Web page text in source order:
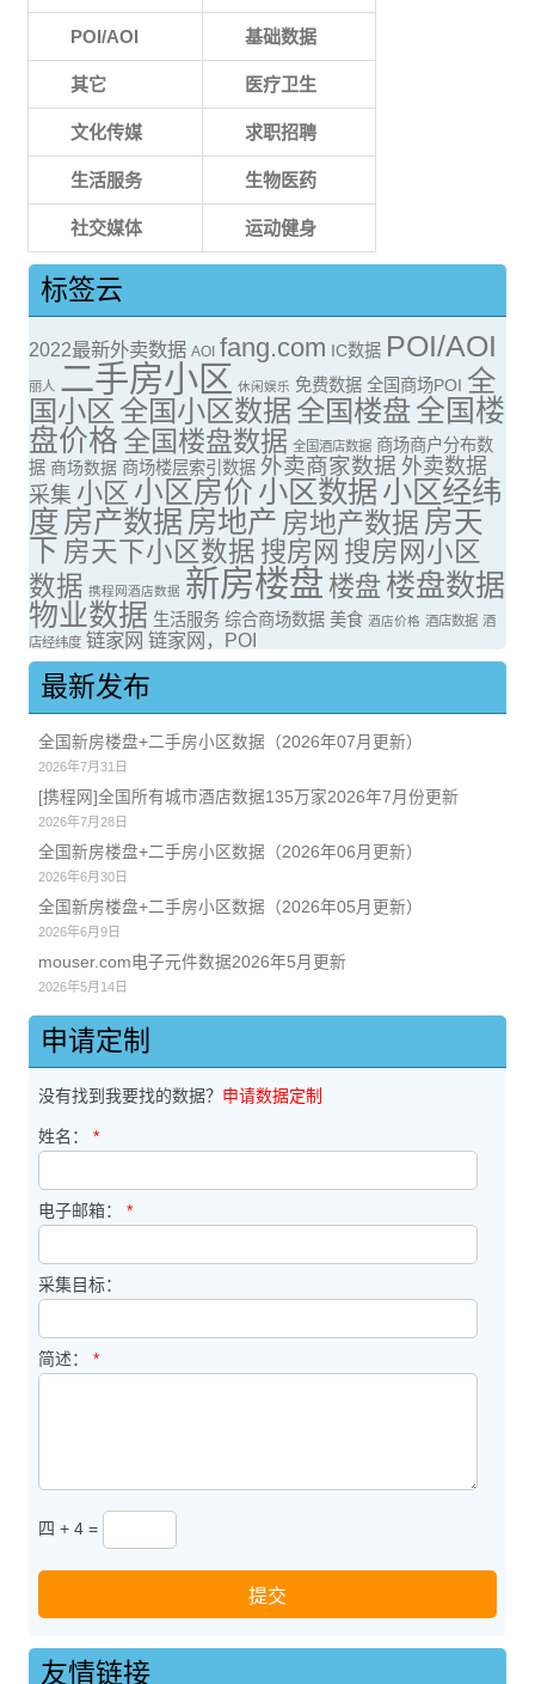
POI/AOI 基础数据
其它 医疗卫生
文化传媒 求职招聘
生活服务 生物医药
社交媒体 运动健身
标签云
2022最新外卖数据 AOI fang.com IC数据 POI/AOI
丽人 二手房小区 休闲娱乐 免费数据 全国商场POI 全
国小区 全国小区数据全国楼盘全国楼
盘价格 全国楼盘数据 全国酒店数据 商场商户分布数
据 商场数据 商场楼层索引数据 外卖商家数据 外卖数据
采集 小区 小区房价 小区数据小区经纬
度 房产数据 房地产 房地产数据 房天
下 房天下小区数据 搜房网 搜房网小区
数据 携程网酒店数据 新房楼盘 楼盘 楼盘数据
物业数据 生活服务 综合商场数据 美食 酒店价格 酒店数据 酒
店经纬度 链家网 链家网，POI
最新发布
全国新房楼盘+二手房小区数据（2026年07月更新）
2026年7月31日
[携程网]全国所有城市酒店数据135万家2026年7月份更新
2026年7月28日
全国新房楼盘+二手房小区数据（2026年06月更新）
2026年6月30日
全国新房楼盘+二手房小区数据（2026年05月更新）
2026年6月9日
mouser.com电子元件数据2026年5月更新
2026年5月14日
申请定制
没有找到我要找的数据？ 申请数据定制
姓名： *
电子邮箱： *
采集目标：
简述： *
四 + 4 =
友情链接